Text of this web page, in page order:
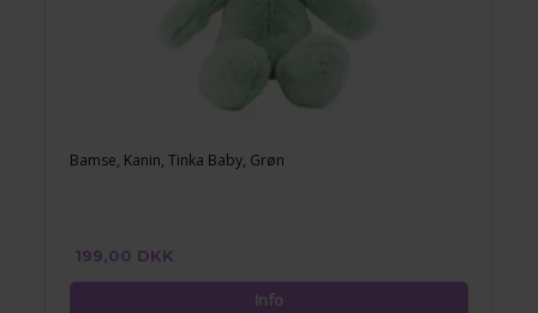
Bamse, Kanin, Tinka Baby, Grøn
199,00 DKK